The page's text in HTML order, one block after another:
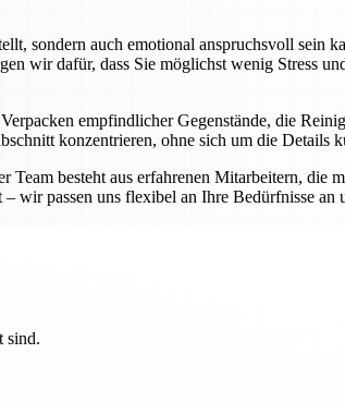
sondern auch emotional anspruchsvoll sein
wir dafür, dass Sie möglichst wenig Stress
empfindlicher Gegenstände, die
konzentrieren, ohne sich um die Details
besteht aus erfahrenen Mitarbeitern, die
wir passen uns flexibel an Ihre Bedürfnisse
sind.